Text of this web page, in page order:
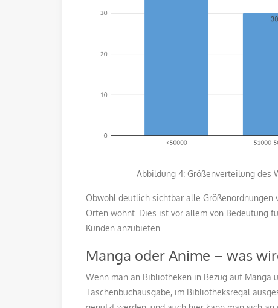
Abbildung 4: Größenverteilung des
Obwohl deutlich sichtbar alle
Orten wohnt. Dies ist vor allem von Bedeutung
Kunden anzubieten.
Manga oder Anime – was
Wenn man an Bibliotheken in Bezug auf Manga
Taschenbuchausgabe, im Bibliotheksregal